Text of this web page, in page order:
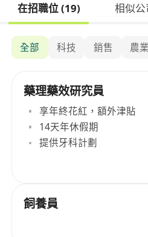
在招職位 (19) 相似公
全部 科技 銷售 農業
藥理藥效研究員
享年終花紅，額外津貼
14天年休假期
提供牙科計劃
飼養員